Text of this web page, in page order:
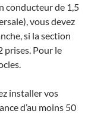
conducteur de 1,5
vous devez
si la section
prises. Pour le
installer vos
d’au moins 50